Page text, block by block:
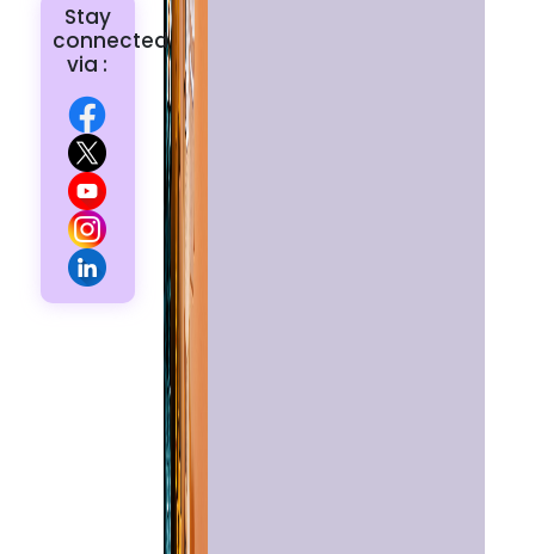
Stay
connected
via :